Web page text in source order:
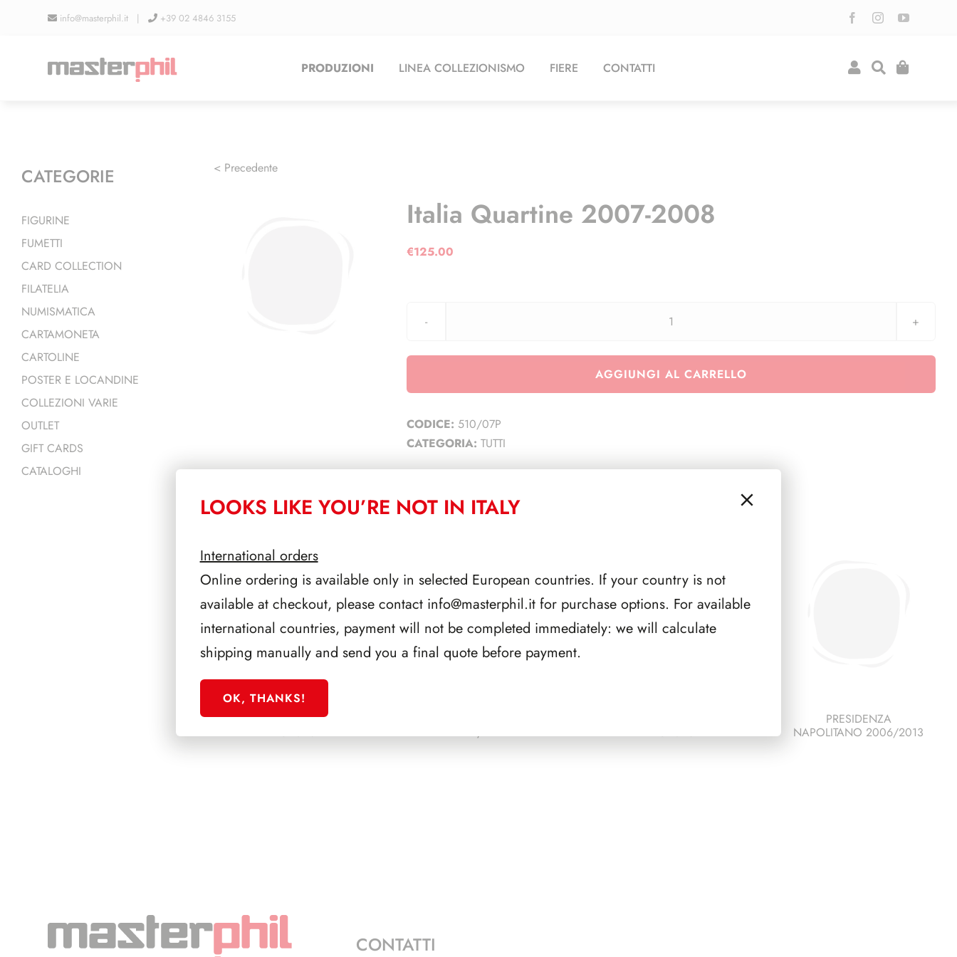
info@masterphil.it | +39 02 4846 3155
PRODUZIONI LINEA COLLEZIONISMO FIERE CONTATTI
< Precedente
Italia Quartine 2007-2008
€125.00
Italia
2007-
AGGIUNGI AL CARRELLO
CODICE: 510/07P
CATEGORIA: TUTTI
PRODOTTI CORRELATI
SFORZESCO ITALIA 1988
PAGINE 3
1992/1999
PAGINE 6
PRESIDENZA
NAPOLITANO 2006/2013
CATEGORIE
FIGURINE
FUMETTI
CARD COLLECTION
FILATELIA
NUMISMATICA
CARTAMONETA
CARTOLINE
POSTER E LOCANDINE
COLLEZIONI VARIE
OUTLET
GIFT CARDS
CATALOGHI
CONTATTI
LOOKS LIKE YOU’RE NOT IN ITALY
International orders
Online ordering is available only in selected European countries. If your country is not
available at checkout, please contact info@masterphil.itfor purchase options. For available
international countries, payment will not be completed immediately: we will calculate
shipping manually and send you a final quote before payment.
OK, THANKS!